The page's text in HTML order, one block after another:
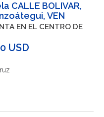
CALLE BOLIVAR,
VEN
EN EL CENTRO DE
USD